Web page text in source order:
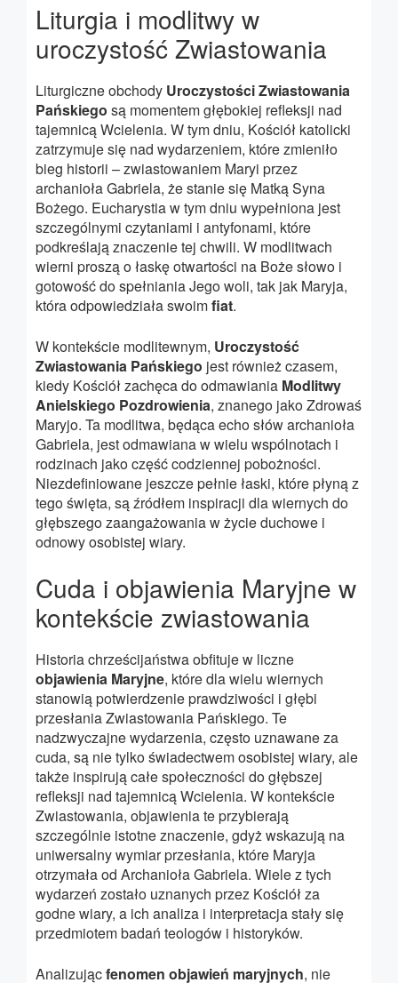
Liturgia i modlitwy w
uroczystość Zwiastowania
Liturgiczne obchody Uroczystości Zwiastowania
Pańskiego są momentem głębokiej refleksji nad
tajemnicą Wcielenia. W tym dniu, Kościół katolicki
zatrzymuje się nad wydarzeniem, które zmieniło
bieg historii – zwiastowaniem Maryi przez
archanioła Gabriela, że stanie się Matką Syna
Bożego. Eucharystia w tym dniu wypełniona jest
szczególnymi czytaniami i antyfonami, które
podkreślają znaczenie tej chwili. W modlitwach
wierni proszą o łaskę otwartości na Boże słowo i
gotowość do spełniania Jego woli, tak jak Maryja,
która odpowiedziała swoimfiat.
W kontekście modlitewnym, Uroczystość
Zwiastowania Pańskiego jest również czasem,
kiedy Kościół zachęca do odmawiania Modlitwy
Anielskiego Pozdrowienia, znanego jako Zdrowaś
Maryjo. Ta modlitwa, będąca echo słów archanioła
Gabriela, jest odmawiana w wielu wspólnotach i
rodzinach jako część codziennej pobożności.
Niezdefiniowane jeszcze pełnie łaski, które płyną z
tego święta, są źródłem inspiracji dla wiernych do
głębszego zaangażowania w życie duchowe i
odnowy osobistej wiary.
Cuda i objawienia Maryjne w
kontekście zwiastowania
Historia chrześcijaństwa obfituje w liczne
objawienia Maryjne, które dla wielu wiernych
stanowią potwierdzenie prawdziwości i głębi
przesłania Zwiastowania Pańskiego. Te
nadzwyczajne wydarzenia, często uznawane za
cuda, są nie tylko świadectwem osobistej wiary, ale
także inspirują całe społeczności do głębszej
refleksji nad tajemnicą Wcielenia. W kontekście
Zwiastowania, objawienia te przybierają
szczególnie istotne znaczenie, gdyż wskazują na
uniwersalny wymiar przesłania, które Maryja
otrzymała od Archanioła Gabriela. Wiele z tych
wydarzeń zostało uznanych przez Kościół za
godne wiary, a ich analiza i interpretacja stały się
przedmiotem badań teologów i historyków.
Analizującfenomen objawień maryjnych, nie